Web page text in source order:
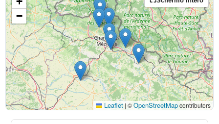
−
Leaflet | ©OpenStreetMapcontributors